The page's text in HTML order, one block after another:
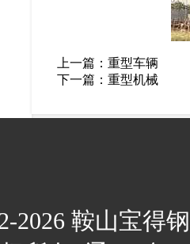
上一篇： 重型车辆
下一篇： 重型机械
2026 鞍山宝得钢